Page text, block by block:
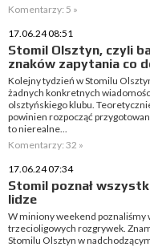
Komentarzy: 5 »
17.06.24 08:51
Stomil Olsztyn, czyli
znaków zapytania co
Kolejny tydzień w Stomilu
żadnych konkretnych
olsztyńskiego klubu.
powinien rozpocząć
to nierealne...
Komentarzy: 32 »
17.06.24 07:34
Stomil poznał
lidze
W miniony weekend
trzecioligowych rozgrywek.
Stomilu Olsztyn w